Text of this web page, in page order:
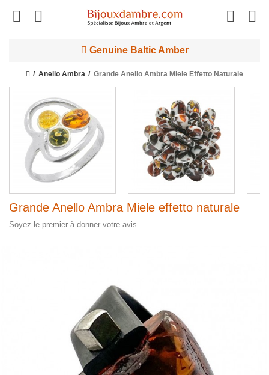
Genuine Baltic Amber
Anello Ambra Grande Anello Ambra Miele Effetto Naturale
Grande Anello Ambra Miele effetto naturale
Soyez le premier à donner votre avis.